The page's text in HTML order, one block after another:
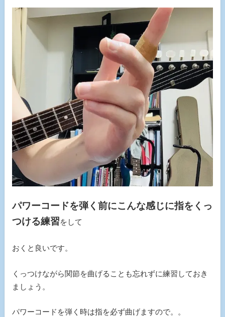
パワーコードを弾く前にこんな感じに指をくっ
つける練習をして
おくと良いです。
くっつけながら関節を曲げることも忘れずに練習しておき
ましょう。
パワーコードを弾く時は指を必ず曲げますので。。